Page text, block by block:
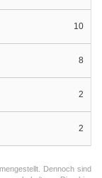
10
8
2
2
Dennoch sind